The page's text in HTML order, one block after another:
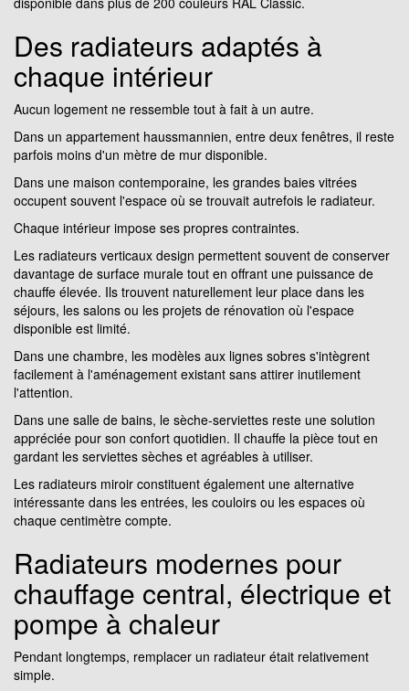
Des radiateurs adaptés à
chaque intérieur
Aucun logement ne ressemble tout à fait à un autre.
Dans un appartement haussmannien, entre deux fenêtres, il reste
parfois moins d'un mètre de mur disponible.
Dans une maison contemporaine, les grandes baies vitrées
occupent souvent l'espace où se trouvait autrefois le radiateur.
Chaque intérieur impose ses propres contraintes.
Les radiateurs verticaux design permettent souvent de conserver
davantage de surface murale tout en offrant une puissance de
chauffe élevée. Ils trouvent naturellement leur place dans les
séjours, les salons ou les projets de rénovation où l'espace
disponible est limité.
Dans une chambre, les modèles aux lignes sobres s'intègrent
facilement à l'aménagement existant sans attirer inutilement
l'attention.
Dans une salle de bains, le sèche-serviettes reste une solution
appréciée pour son confort quotidien. Il chauffe la pièce tout en
gardant les serviettes sèches et agréables à utiliser.
Les radiateurs miroir constituent également une alternative
intéressante dans les entrées, les couloirs ou les espaces où
chaque centimètre compte.
Radiateurs modernes pour
chauffage central, électrique et
pompe à chaleur
Pendant longtemps, remplacer un radiateur était relativement
simple.